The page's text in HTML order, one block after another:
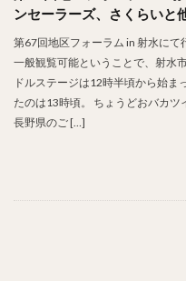
ンセーラーズ、さくらいと
第67回地区フォーラム in 射水に
一般観覧可能ということで、射水
ドルステージは12時半頃から始
たのは13時頃。 ちょうどおバカツ
長野県のご […]